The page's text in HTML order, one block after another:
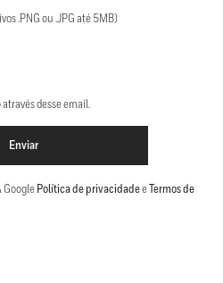
.PNG ou .JPG até 5MB)
desse email.
Enviar
Google Política de privacidadee Termos de